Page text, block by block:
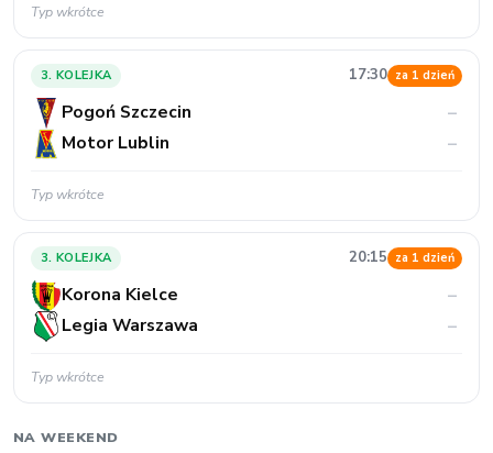
Typ wkrótce
3. KOLEJKA 17:30 za 1 dzień
Pogoń Szczecin
–
Motor Lublin
–
Typ wkrótce
3. KOLEJKA 20:15 za 1 dzień
Korona Kielce
–
Legia Warszawa
–
Typ wkrótce
NA WEEKEND